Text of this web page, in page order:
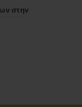
στην